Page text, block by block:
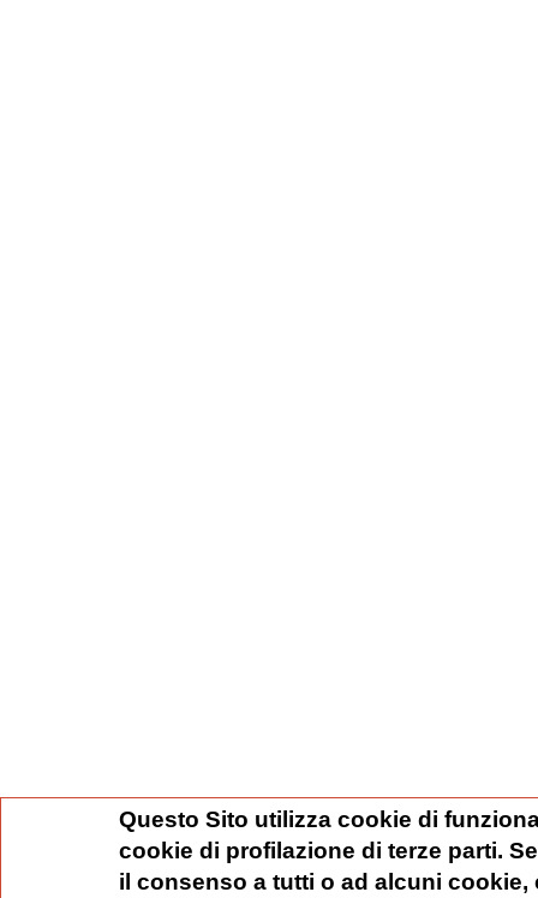
Questo Sito utilizza cookie di
cookie di profilazione di terze parti.
il consenso a tutti o ad alcuni